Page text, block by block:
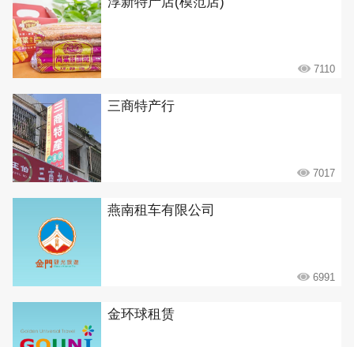
7110
三商特产行
7017
燕南租车有限公司
6991
金环球租赁